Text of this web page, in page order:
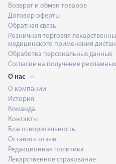
Возврат и обмен товаров
Договор оферты
Обратная связь
Розничная торговля
медицинского применения
Обработка персональных данных
Согласие на получение
О нас
О компании
История
Команда
Контакты
Благотворительность
Оставить отзыв
Редакционная политика
Лекарственное страхование